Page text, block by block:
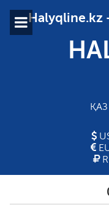
Halyqline.kz
ҚАЗ